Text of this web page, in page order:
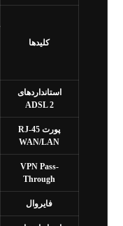
کلید‌ها
استانداردهای
ADSL 2
پورت RJ-45
WAN/LAN
VPN Pass-
Through
فایروال